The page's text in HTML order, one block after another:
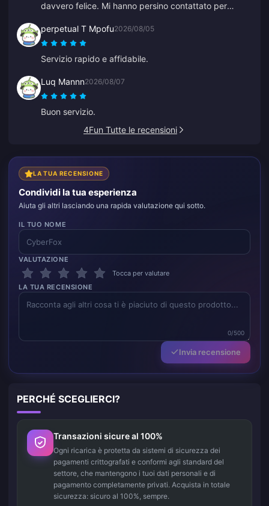
davvero felice. Mi hanno persino contattato per
raggiungere e l'operatore del supporto è stato gentile
e d'aiuto.
perpetual T Mpofu2026/08/05
Servizio rapido e affidabile.
Luq Mannn2026/08/07
Buon servizio.
4Fun Tutte le recensioni
LA TUA RECENSIONE
Condividi la tua esperienza
Aiuta gli altri lasciando una rapida valutazione qui sotto.
IL TUO NOME
VALUTAZIONE
Tocca per valutare
LA TUA RECENSIONE
0/500
Invia recensione
PERCHÉ SCEGLIERCI?
Transazioni sicure al 100%
Ogni ricarica è protetta da sistemi di sicurezza dei
pagamenti crittografati e conformi agli standard del
settore, che mantengono i tuoi dati personali e di
pagamento completamente privati. Acquista in totale
sicurezza: sicuro al 100%, sempre.